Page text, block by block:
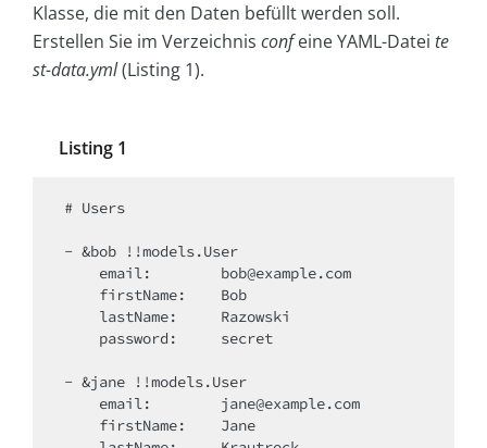
Klasse, die mit den Daten befüllt werden soll.
Erstellen Sie im Verzeichnis confeine YAML-Datei te
st-data.yml(Listing 1).
Listing 1
# Users
- &bob !!models.User
- &jane !!models.User